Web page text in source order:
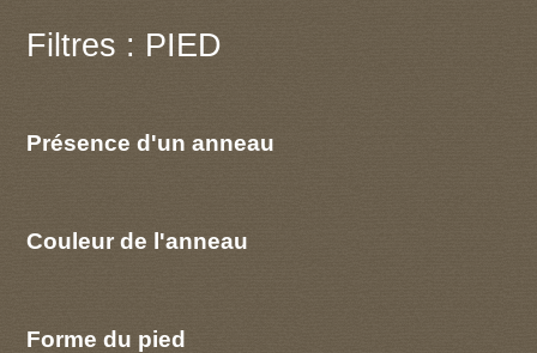
Filtres : PIED
Présence d'un anneau
Couleur de l'anneau
Forme du pied